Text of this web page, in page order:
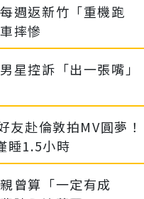
週返新竹「重機跑
摔慘
星控訴「出一張嘴」
友赴倫敦拍MV圓夢！
睡1.5小時
曾算「一定有成